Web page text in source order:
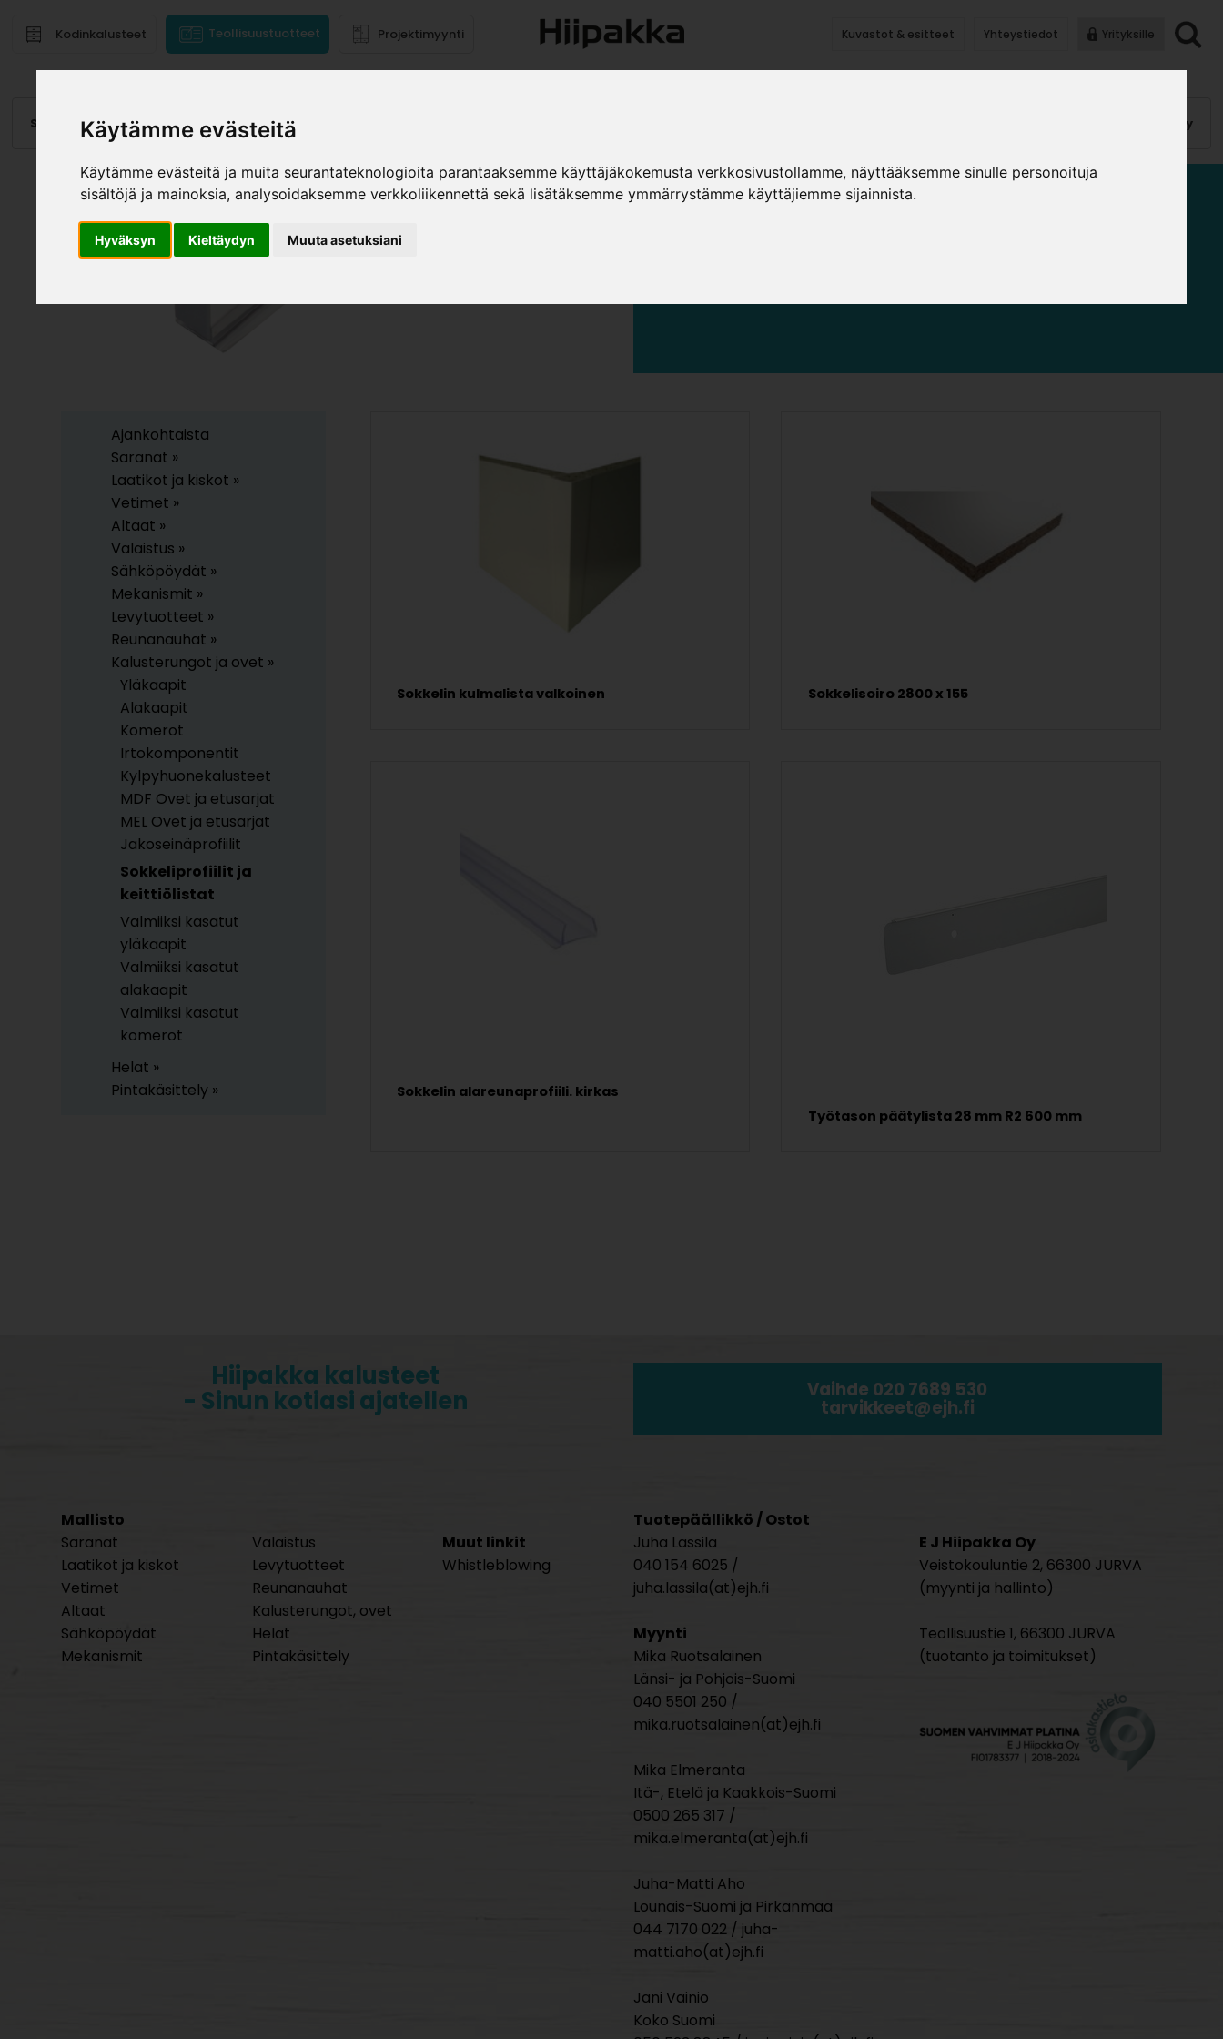
Käytämme evästeitä
Käytämme evästeitä ja muita seurantateknologioita parantaaksemme käyttäjäkokemusta verkkosivustollamme, näyttääksemme sinulle personoituja
sisältöjä ja mainoksia, analysoidaksemme verkkoliikennettä sekä lisätäksemme ymmärrystämme käyttäjiemme sijainnista.
Hyväksyn Kieltäydyn Muuta asetuksiani
Kodinkalusteet Teollisuustuotteet Projektimyynti Kuvastot & esitteet Yhteystiedot Yrityksille
Saranat Laatikot, kiskot Vetimet Pintakäsittely
SOKKELIPROFIILIT JA KEITTIÖLISTAT
Ajankohtaista
Saranat »
Laatikot ja kiskot »
Vetimet »
Altaat »
Valaistus »
Sähköpöydät »
Mekanismit »
Levytuotteet »
Reunanauhat »
Kalusterungot ja ovet »
Yläkaapit
Alakaapit
Komerot
Irtokomponentit
Kylpyhuonekalusteet
MDF Ovet ja etusarjat
MEL Ovet ja etusarjat
Jakoseinäprofiilit
Sokkeliprofiilit ja
keittiölistat
Valmiiksi kasatut
yläkaapit
Valmiiksi kasatut
alakaapit
Valmiiksi kasatut
komerot
Helat »
Pintakäsittely »
Sokkelin kulmalista valkoinen Sokkelisoiro 2800 x 155
Sokkelin alareunaprofiili. kirkas
Työtason päätylista 28 mm R2 600 mm
Hiipakka kalusteet
- Sinun kotiasi ajatellen
Vaihde 020 7689 530
tarvikkeet@ejh.fi
Mallisto
Saranat
Laatikot ja kiskot
Vetimet
Altaat
Sähköpöydät
Mekanismit
Valaistus
Levytuotteet
Reunanauhat
Kalusterungot, ovet
Helat
Pintakäsittely
Muut linkit
Whistleblowing
Tuotepäällikkö / Ostot
Juha Lassila
040 154 6025 /
juha.lassila(at)ejh.fi
Myynti
Mika Ruotsalainen
Länsi- ja Pohjois-Suomi
040 5501 250 /
mika.ruotsalainen(at)ejh.fi
Mika Elmeranta
Itä-, Etelä ja Kaakkois-Suomi
0500 265 317 /
mika.elmeranta(at)ejh.fi
Juha-Matti Aho
Lounais-Suomi ja Pirkanmaa
044 7170 022 / juha-
matti.aho(at)ejh.fi
Jani Vainio
Koko Suomi
E J Hiipakka Oy
Veistokouluntie 2, 66300 JURVA
(myynti ja hallinto)
Teollisuustie 1, 66300 JURVA
(tuotanto ja toimitukset)